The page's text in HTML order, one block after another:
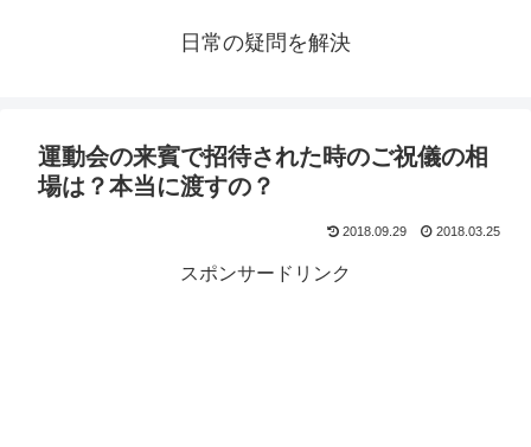
日常の疑問を解決
運動会の来賓で招待された時のご祝儀の相
場は？本当に渡すの？
2018.09.29 2018.03.25
スポンサードリンク